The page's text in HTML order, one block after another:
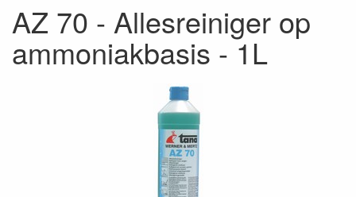
AZ 70 - Allesreiniger op
ammoniakbasis - 1L